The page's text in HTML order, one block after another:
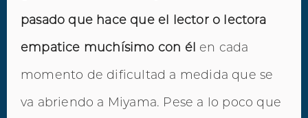
pasado que hace que el lector o lectora
empatice muchísimo con él en cada
momento de dificultad a medida que se
va abriendo a Miyama. Pese a lo poco que